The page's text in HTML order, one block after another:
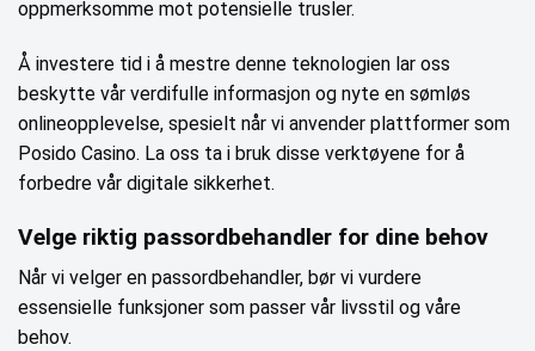
oppmerksomme mot potensielle trusler.
Å investere tid i å mestre denne teknologien lar oss
beskytte vår verdifulle informasjon og nyte en sømløs
onlineopplevelse, spesielt når vi anvender plattformer som
Posido Casino. La oss ta i bruk disse verktøyene for å
forbedre vår digitale sikkerhet.
Velge riktig passordbehandler for dine behov
Når vi velger en passordbehandler, bør vi vurdere
essensielle funksjoner som passer vår livsstil og våre
behov.